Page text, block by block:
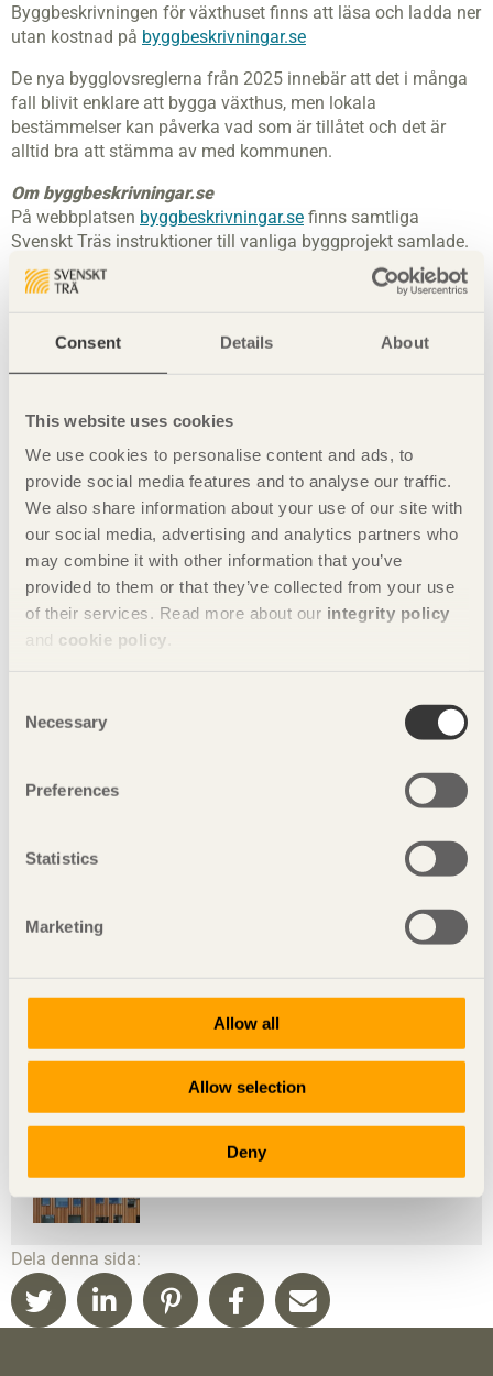
Consent Details About
This website uses cookies
We use cookies to personalise content and ads, to
provide social media features and to analyse our traffic.
We also share information about your use of our site with
our social media, advertising and analytics partners who
may combine it with other information that you’ve
provided to them or that they’ve collected from your use
of their services. Read more about our integrity policy
and cookie policy
Selection
Necessary
Preferences
Statistics
Marketing
Allow all
Allow selection
Deny
Byggbeskrivningen för växthuset finns att läsa och ladda ner
utan kostnad på byggbeskrivningar.se
De nya bygglovsreglerna från 2025 innebär att det i många
fall blivit enklare att bygga växthus, men lokala
bestämmelser kan påverka vad som är tillåtet och det är
alltid bra att stämma av med kommunen.
Om byggbeskrivningar.se
På webbplatsen byggbeskrivningar.se finns samtliga
Svenskt Träs instruktioner till vanliga byggprojekt samlade.
Beskrivningarna är tydliga och visar pedagogiskt både
översiktligt och i detalj hur du ska gå till väga för att lyckas
realistiska illustrationer och instruktionsfilmer, samt har
eventuell bygglovsansökan.
På webbplatsen finns även ett dimensioneringsprogram
som stöd för att beräkna dimensioner för till
exempel takbalkar, nockbalkar, pelare eller golv- och
altanbjälkar i konstruktionsvirke eller limträ.
Nyckelord
växthus
Bilder
Johan Fröbel, chef för
teknik och handel på
Dela denna sida: